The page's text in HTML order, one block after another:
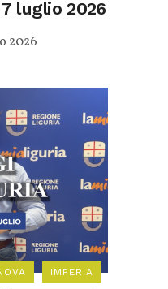
luglio 2026
2026
IMPERIA